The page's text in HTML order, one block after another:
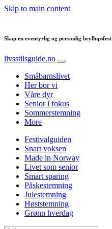
Skip to main content
Skap en eventyrlig og personlig bryllupsfest
livsstilsguide.no
Småbarnslivet
Her bor vi
Våre dyr
Senior i fokus
Sommerstemning
More
Festivalguiden
Snart voksen
Made in Norway
Livet som senior
Smart sparing
Påskestemning
Julestemning
Høststemning
Grønn hverdag